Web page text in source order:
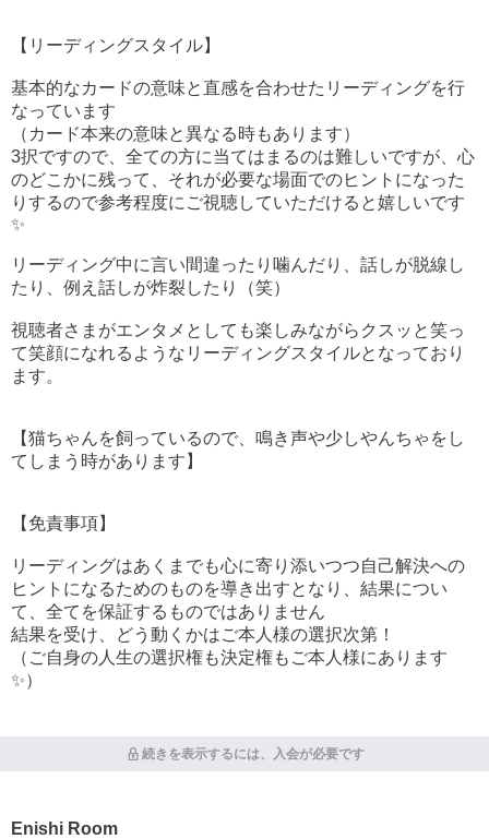
【リーディングスタイル】
基本的なカードの意味と直感を合わせたリーディングを行
なっています
（カード本来の意味と異なる時もあります）
3択ですので、全ての方に当てはまるのは難しいですが、心
のどこかに残って、それが必要な場面でのヒントになった
りするので参考程度にご視聴していただけると嬉しいです
✨
リーディング中に言い間違ったり噛んだり、話しが脱線し
たり、例え話しが炸裂したり（笑）
視聴者さまがエンタメとしても楽しみながらクスッと笑っ
て笑顔になれるようなリーディングスタイルとなっており
ます。
【猫ちゃんを飼っているので、鳴き声や少しやんちゃをし
てしまう時があります】
【免責事項】
リーディングはあくまでも心に寄り添いつつ自己解決への
ヒントになるためのものを導き出すとなり、結果につい
て、全てを保証するものではありません
結果を受け、どう動くかはご本人様の選択次第！
（ご自身の人生の選択権も決定権もご本人様にあります
✨）
続きを表示するには、入会が必要です
Enishi Room